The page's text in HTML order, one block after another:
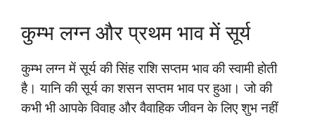
कुम्भ लग्न और प्रथम भाव में सूर्य
कुम्भ लग्न में सूर्य की सिंह राशि सप्तम भाव की स्वामी होती
है। यानि की सूर्य का शसन सप्तम भाव पर हुआ। जो की
कभी भी आपके विवाह और वैवाहिक जीवन के लिए शुभ नहीं